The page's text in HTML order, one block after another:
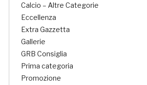
Calcio – Altre Categorie
Eccellenza
Extra Gazzetta
Gallerie
GRB Consiglia
Prima categoria
Promozione